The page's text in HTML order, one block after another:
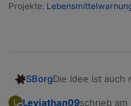
Projekte:
SBorgDie Idee ist auch
L Leviathan09schrieb am